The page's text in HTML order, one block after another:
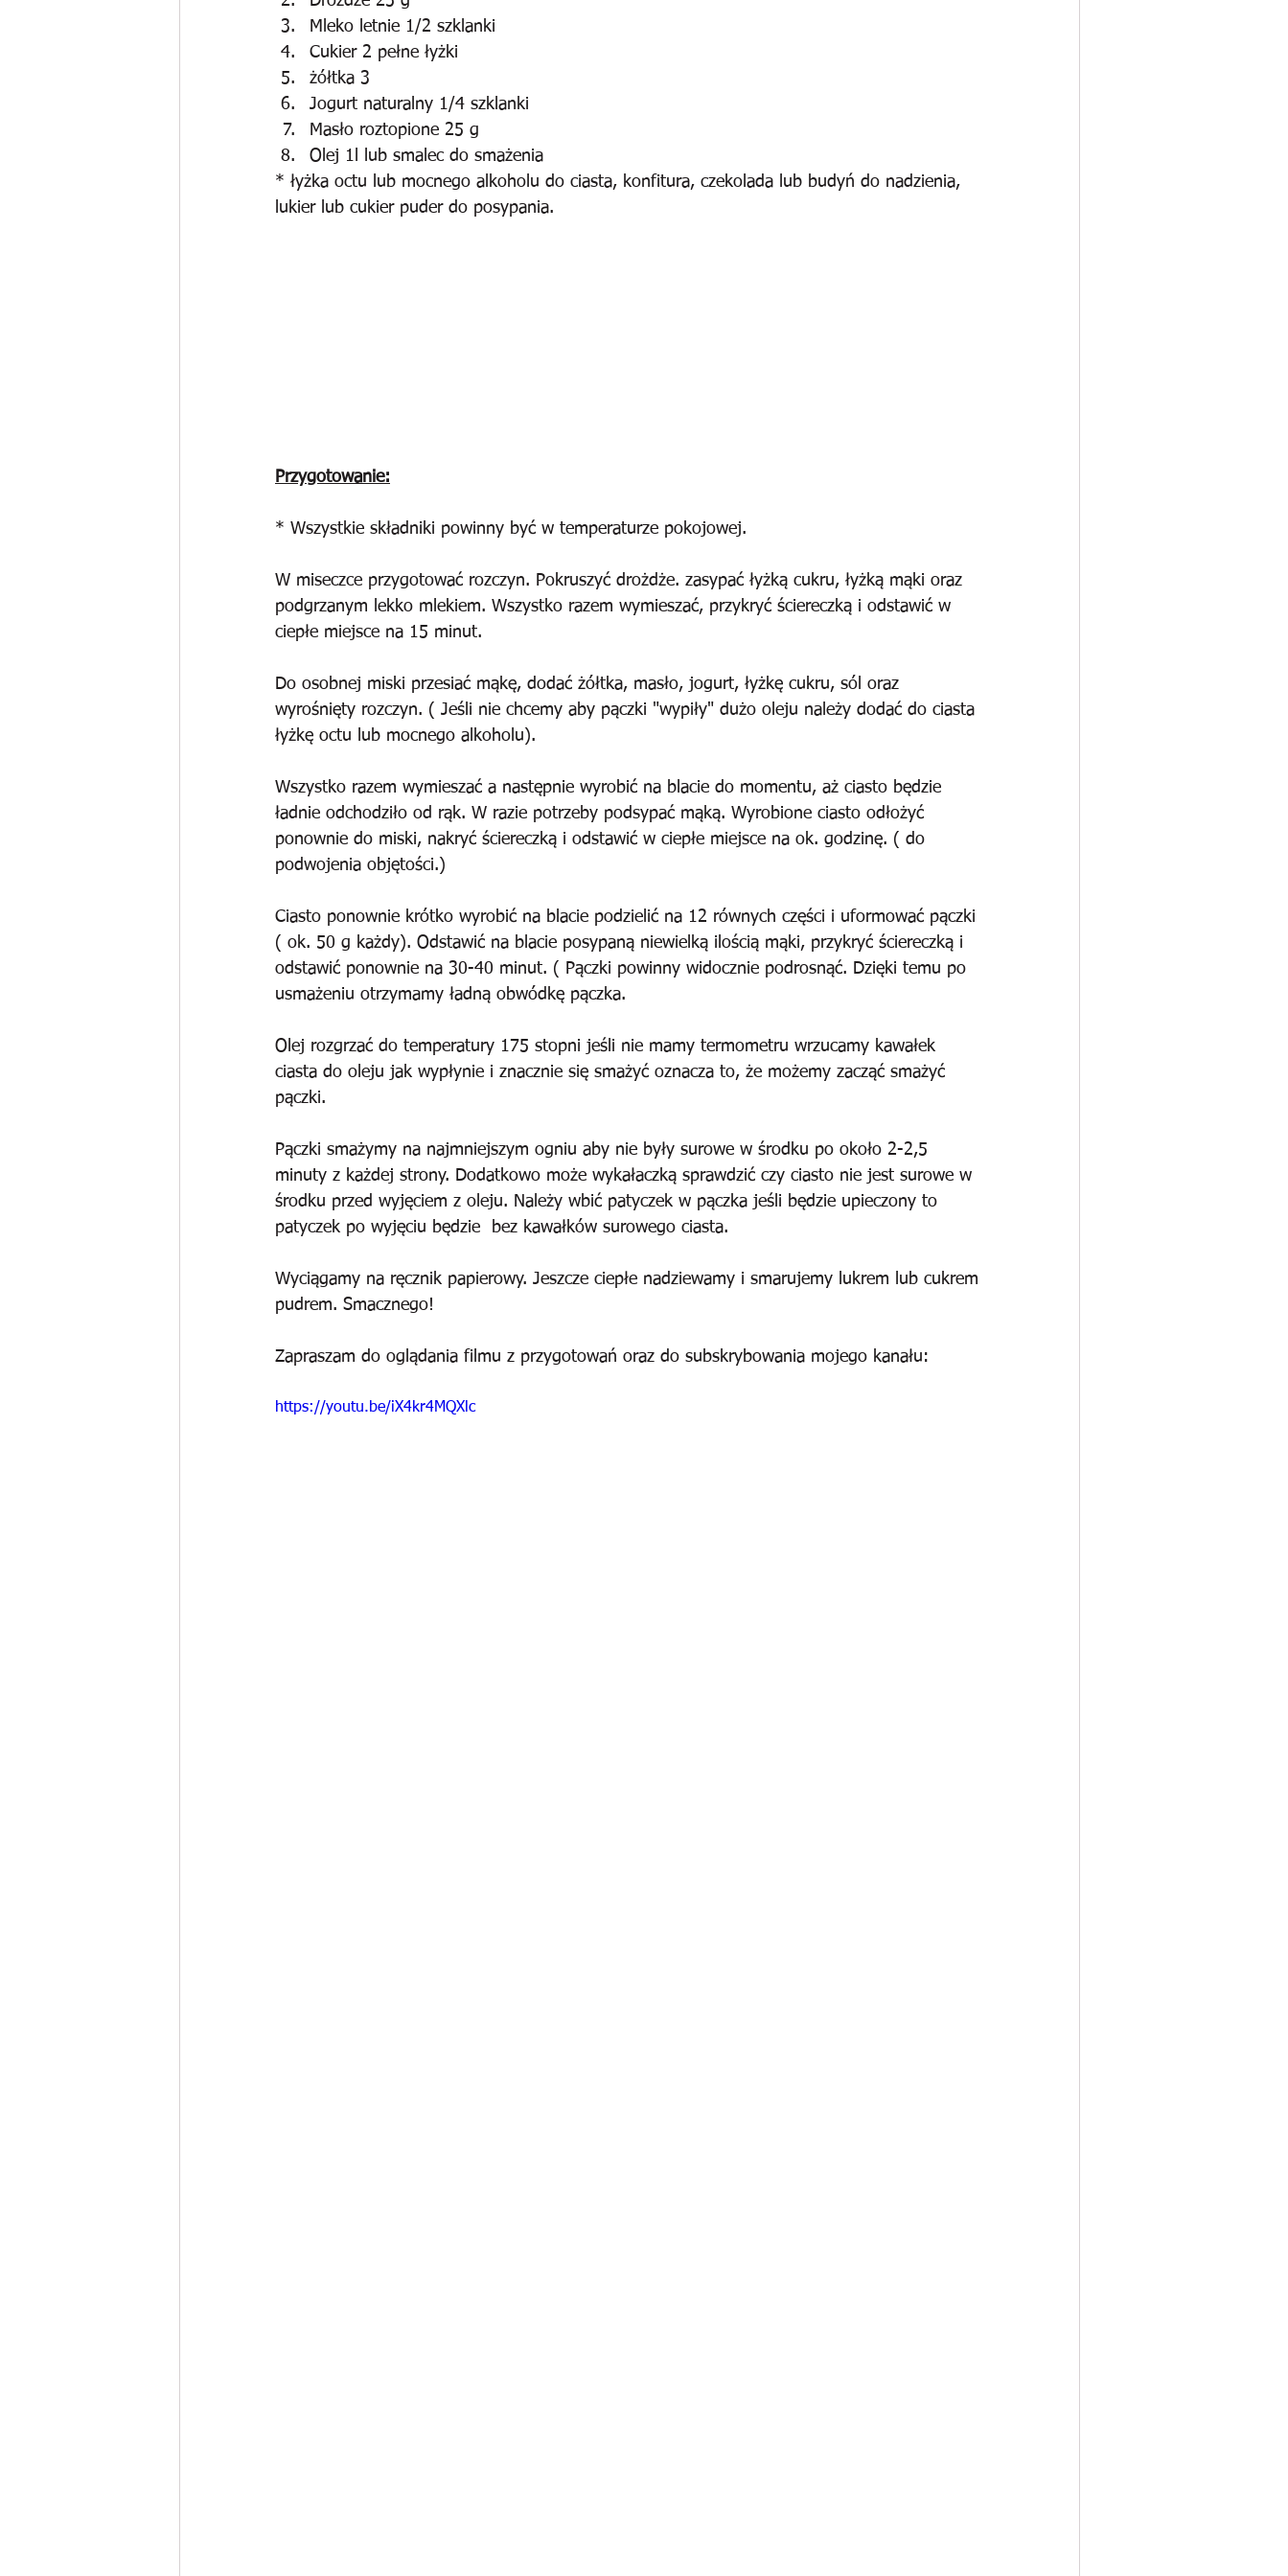
Mleko letnie 1/2 szklanki
Cukier 2 pełne łyżki
żółtka 3
Jogurt naturalny 1/4 szklanki
Masło roztopione 25 g
Olej 1l lub smalec do smażenia
* łyżka octu lub mocnego alkoholu do ciasta, konfitura, czekolada lub budyń do nadzienia,
lukier lub cukier puder do posypania.
Przygotowanie:
* Wszystkie składniki powinny być w temperaturze pokojowej.
W miseczce przygotować rozczyn. Pokruszyć drożdże. zasypać łyżką cukru, łyżką mąki oraz
podgrzanym lekko mlekiem. Wszystko razem wymieszać, przykryć ściereczką i odstawić w
ciepłe miejsce na 15 minut.
Do osobnej miski przesiać mąkę, dodać żółtka, masło, jogurt, łyżkę cukru, sól oraz
wyrośnięty rozczyn. ( Jeśli nie chcemy aby pączki "wypiły" dużo oleju należy dodać do ciasta
łyżkę octu lub mocnego alkoholu).
Wszystko razem wymieszać a następnie wyrobić na blacie do momentu, aż ciasto będzie
ładnie odchodziło od rąk. W razie potrzeby podsypać mąką. Wyrobione ciasto odłożyć
ponownie do miski, nakryć ściereczką i odstawić w ciepłe miejsce na ok. godzinę. ( do
podwojenia objętości.)
Ciasto ponownie krótko wyrobić na blacie podzielić na 12 równych części i uformować pączki
( ok. 50 g każdy). Odstawić na blacie posypaną niewielką ilością mąki, przykryć ściereczką i
odstawić ponownie na 30-40 minut. ( Pączki powinny widocznie podrosnąć. Dzięki temu po
usmażeniu otrzymamy ładną obwódkę pączka.
Olej rozgrzać do temperatury 175 stopni jeśli nie mamy termometru wrzucamy kawałek
ciasta do oleju jak wypłynie i znacznie się smażyć oznacza to, że możemy zacząć smażyć
pączki.
Pączki smażymy na najmniejszym ogniu aby nie były surowe w środku po około 2-2,5
minuty z każdej strony. Dodatkowo może wykałaczką sprawdzić czy ciasto nie jest surowe w
środku przed wyjęciem z oleju. Należy wbić patyczek w pączka jeśli będzie upieczony to
patyczek po wyjęciu będzie  bez kawałków surowego ciasta.
Wyciągamy na ręcznik papierowy. Jeszcze ciepłe nadziewamy i smarujemy lukrem lub cukrem
pudrem. Smacznego!
Zapraszam do oglądania filmu z przygotowań oraz do subskrybowania mojego kanału:
https://youtu.be/iX4kr4MQXlc